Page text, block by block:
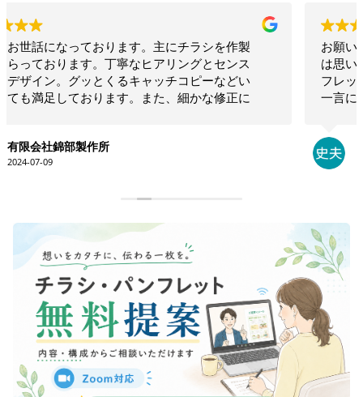
お願いして本当に良かった！！相談したらこちらで
は思いつかないような構成でインパクトのあるリー
フレットを作ってくださいました！！素晴らしいの
一言につきます！！今後も何かの時にお願いしたい
永井史夫